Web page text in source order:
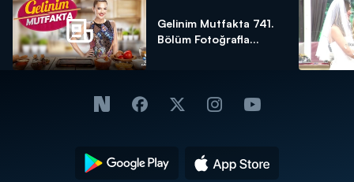
Gelinim Mutfakta 741.
Bölüm Fotoğrafla...